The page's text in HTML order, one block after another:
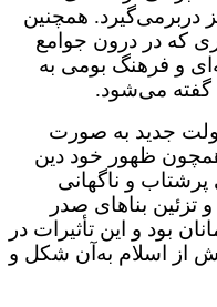
دربرمی‌گیرد. همچنین
که در درون جوامع
و فرهنگ بومی به
گفته می‌شود.
جدید به صورت
همچون ظهور خود دین
و ناگهانی
بناهای صدر
بود و این تأثیرات در
از اسلام به‌آن شکل و